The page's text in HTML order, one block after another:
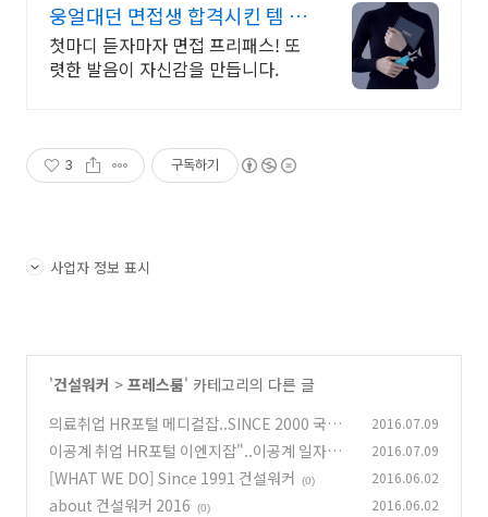
웅얼대던 면접생 합격시킨 템 면
접 합격 필수템
첫마디 듣자마자 면접 프리패스! 또
렷한 발음이 자신감을 만듭니다.
3 구독하기
사업자 정보 표시
'건설워커 > 프레스룸' 카테고리의 다른 글
의료취업 HR포털 메디컬잡..SINCE 2000 국내
최초
(0)
2016.07.09
이공계 취업 HR포털 이엔지잡"..이공계 일자리,
인재 책임지고 찾아드립니다."
(0)
2016.07.09
[WHAT WE DO] Since 1991 건설워커 (0) 2016.06.02
about 건설워커 2016 (0) 2016.06.02